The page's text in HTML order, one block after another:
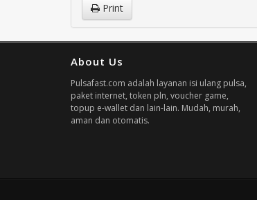
Print
About Us
Pulsafast.com adalah layanan isi ulang pulsa,
paket internet, token pln, voucher game,
topup e-wallet dan lain-lain. Mudah, murah,
aman dan otomatis.